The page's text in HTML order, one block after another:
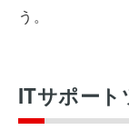
う。
ITサポート